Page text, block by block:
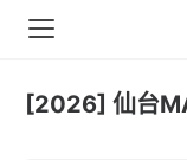
[2026] 仙台